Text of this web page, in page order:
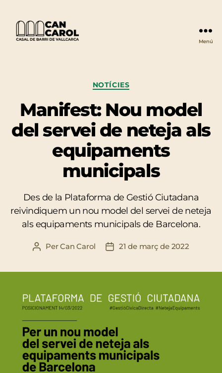
Menú
Categories
NOTÍCIES
Manifest: Nou model
del servei de neteja als
equipaments
municipals
Des de la Plataforma de Gestió Ciutadana
reivindiquem un nou model del servei de neteja
als equipaments municipals de Barcelona.
Autor
PerCan Carol
Data21 de març de 2022